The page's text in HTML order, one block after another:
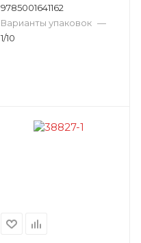
9785001641162
Варианты упаковок —
1/10